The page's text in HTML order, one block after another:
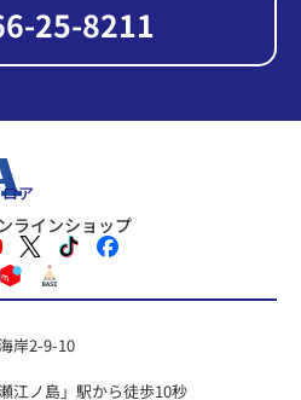
25-8211
ア
ラインショップ
岸2-9-10
江ノ島」駅から徒歩10秒